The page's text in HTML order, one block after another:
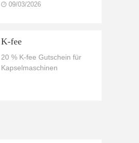
09/03/2026
K-fee
20 % K-fee Gutschein für
Kapselmaschinen